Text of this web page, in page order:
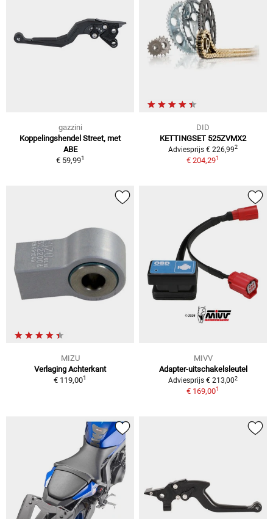
gazzini
Koppelingshendel Street, met
ABE
€ 59,991
DID
KETTINGSET 525ZVMX2
Adviesprijs € 226,992
€ 204,291
MIZU
Verlaging Achterkant
€ 119,001
MIVV
Adapter-uitschakelsleutel
Adviesprijs € 213,002
€ 169,001